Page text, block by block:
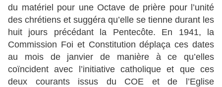
du matériel pour une Octave de prière pour l’unité
des chrétiens et suggéra qu’elle se tienne durant les
huit jours précédant la Pentecôte. En 1941, la
Commission Foi et Constitution déplaça ces dates
au mois de janvier de manière à ce qu’elles
coïncident avec l’initiative catholique et que ces
deux courants issus du COE et de l’Eglise